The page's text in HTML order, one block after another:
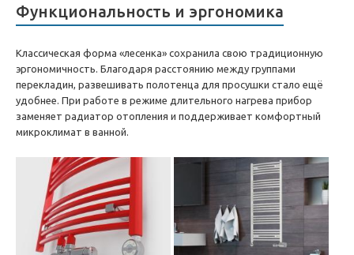
Функциональность и эргономика
Классическая форма «лесенка» сохранила свою традиционную
эргономичность. Благодаря расстоянию между группами
перекладин, развешивать полотенца для просушки стало ещё
удобнее. При работе в режиме длительного нагрева прибор
заменяет радиатор отопления и поддерживает комфортный
микроклимат в ванной.